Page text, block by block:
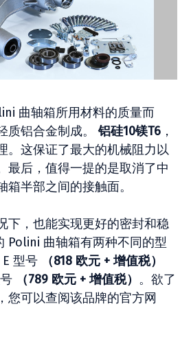
曲轴箱所用材料的质量而
质铝合金制成。铝硅10镁T6 ，
。这保证了最大的机械阻力以
最后，值得一提的是取消了中
半部之间的接触面。
下，也能实现更好的密封和稳
Polini 曲轴箱有两种不同的型
型号 （818 欧元 + 增值税）
（789 欧元 + 增值税） 。欲了
您可以查阅该品牌的官方网